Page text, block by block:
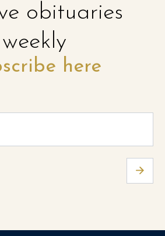
obituaries
weekly
here